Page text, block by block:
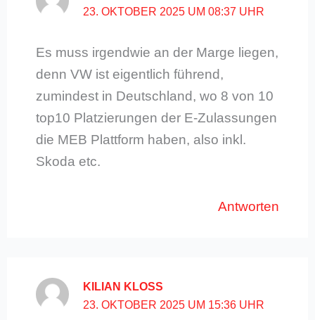
23. OKTOBER 2025 UM 08:37 UHR
Es muss irgendwie an der Marge liegen,
denn VW ist eigentlich führend,
zumindest in Deutschland, wo 8 von 10
top10 Platzierungen der E-Zulassungen
die MEB Plattform haben, also inkl.
Skoda etc.
Antworten
KILIAN KLOSS
23. OKTOBER 2025 UM 15:36 UHR